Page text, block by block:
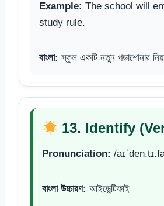
Example: The school will
study rule.
বাংলা: স্কুল একটি নতুন পড়াশোনার
13. Identify
Pronunciation: /
বাংলা উচ্চারণ: আইডেন্টিফাই